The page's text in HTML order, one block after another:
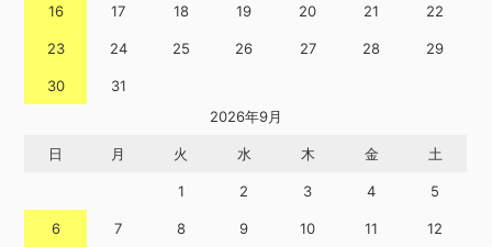
16 17 18 19 20 21 22
23 24 25 26 27 28 29
30
31
2026年9月
日 月 火 水 木 金 土
1 2 3 4 5
6 7 8 9 10 11 12